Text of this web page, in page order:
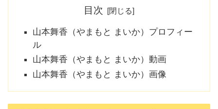
目次
山本舞香（やまもと まいか）プロフィー
ル
山本舞香（やまもと まいか）動画
山本舞香（やまもと まいか）画像